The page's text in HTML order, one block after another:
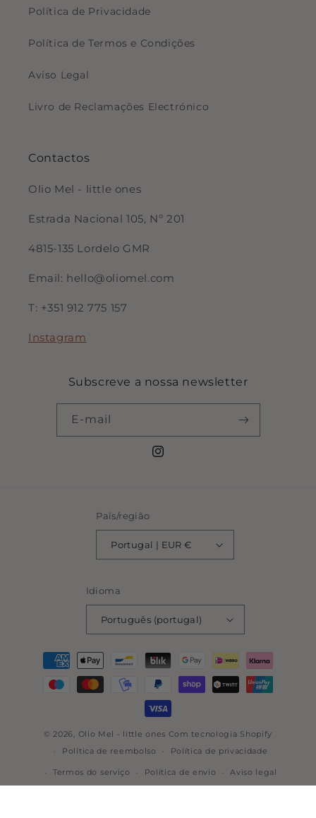
Política de Privacidade
Política de Termos e Condições
Aviso Legal
Livro de Reclamações Electrónico
Contactos
Olio Mel - little ones
Estrada Nacional 105, Nº 201
4815-135 Lordelo GMR
Email: hello@oliomel.com
T: +351 912 775 157
Instagram
Subscreve a nossa newsletter
E-mail
Instagram
País/região
Portugal | EUR €
Idioma
Português (portugal)
Métodos
pagamento
© 2026, Olio Mel - little ones Com tecnologia Shopify
Política de reembolso
Política de privacidade
Termos do serviço Política de envio Aviso legal